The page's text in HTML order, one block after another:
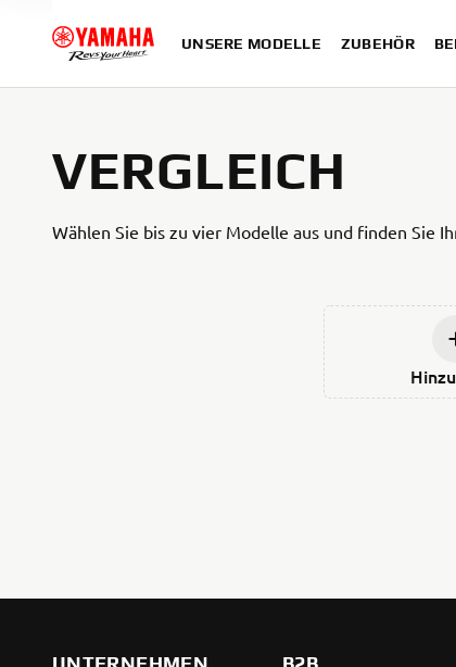
UNSERE MODELLE ZUBEHÖR
VERGLEICH
Wählen Sie bis zu vier Modelle aus und finden Sie